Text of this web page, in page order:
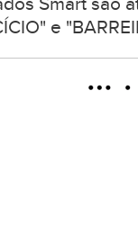
Smart são
e